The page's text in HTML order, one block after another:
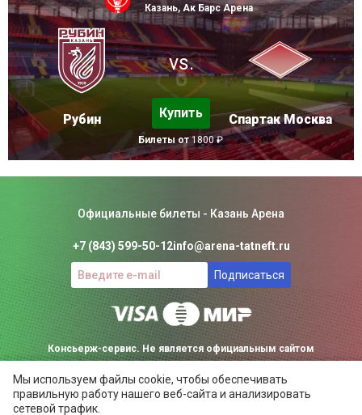
Казань, Ак Барс Арена
Рубин
vs.
Купить
Билеты от1800 ₽
Спартак Москва
Официальные билеты - Казань Арена
+7 (843) 599-50-12info@arena-tatneft.ru
Подписаться
Консьерж-сервис. Не является официальным сайтом
Казань Арены.
Положение об общих правилах
Мы используем файлы cookie, чтобы обеспечивать
правильную работу нашего веб-сайта и анализировать
сетевой трафик.
Правила использования файлов cookie